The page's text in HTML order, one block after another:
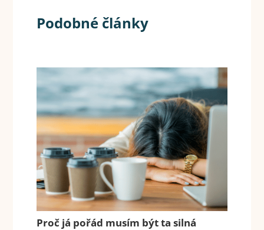
Podobné články
Proč já pořád musím být ta silná